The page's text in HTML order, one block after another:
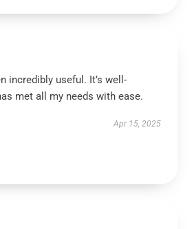
incredibly useful. It’s well-
met all my needs with ease.
Apr 15, 2025